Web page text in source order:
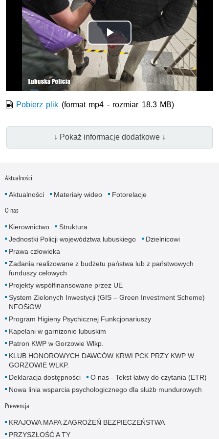
Odtwórz
wideo
Pobierz plik (format mp4 - rozmiar 18.3 MB)
↓ Pokaż informacje dodatkowe ↓
Aktualności
Aktualności Materiały wideo Fotorelacje
O nas
Kierownictwo
Struktura
Jednostki Policji województwa lubuskiego
Dzielnicowi
Prawa człowieka
Zadania realizowane z budżetu państwa lub z państwowych
funduszy celowych
Projekty współfinansowane przez UE
System Zielonych Inwestycji (GIS – Green Investment Scheme)
NFOŚiGW
Program Higieny Psychicznej Funkcjonariuszy
Kapelani w garnizonie lubuskim
Patron KWP w Gorzowie Wlkp.
KLUB HONOROWYCH DAWCÓW KRWI PCK PRZY KWP W
GORZOWIE WLKP.
Deklaracja dostępności
O nas - Tekst łatwy do czytania (ETR)
Nowa linia wsparcia psychologicznego dla służb mundurowych
Prewencja
KRAJOWA MAPA ZAGROŻEŃ BEZPIECZEŃSTWA
PRZYSZŁOŚĆ A TY